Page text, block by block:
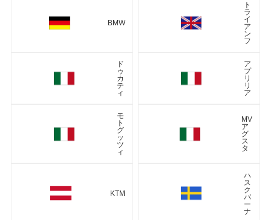
BMW
ト
ラ
イ
ア
ン
フ
ド
ゥ
カ
テ
ィ
ア
プ
リ
リ
ア
モ
ト
グ
ッ
ツ
ィ
MV
ア
グ
ス
タ
KTM
ハ
ス
ク
バ
ー
ナ